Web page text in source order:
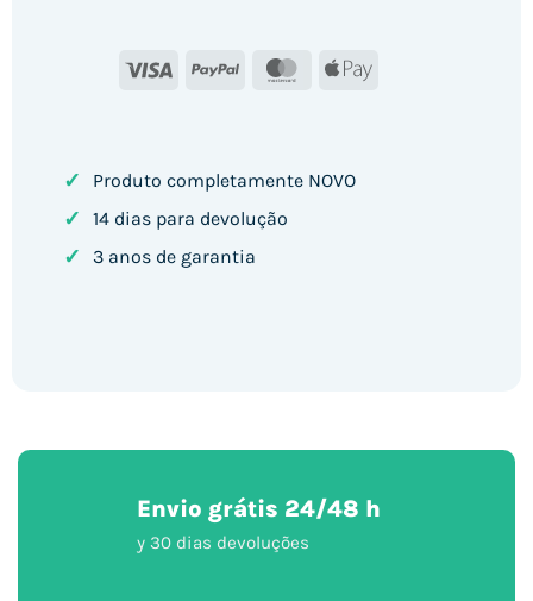
Visa PayPal MasterCard
Apple
✓ Produto completamente NOVO
✓ 14 dias para devolução
✓ 3 anos de garantia
Envio grátis 24/48 h
y 30 dias devoluções